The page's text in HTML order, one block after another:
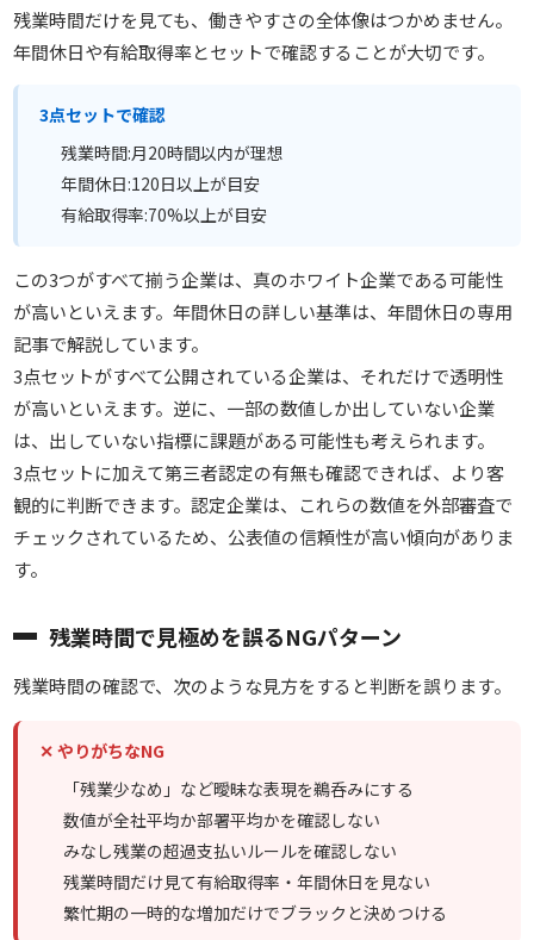
残業時間だけを見ても、働きやすさの全体像はつかめません。
年間休日や有給取得率とセットで確認することが大切です。
3点セットで確認
残業時間:月20時間以内が理想
年間休日:120日以上が目安
有給取得率:70%以上が目安
この3つがすべて揃う企業は、真のホワイト企業である可能性
が高いといえます。年間休日の詳しい基準は、年間休日の専用
記事で解説しています。
3点セットがすべて公開されている企業は、それだけで透明性
が高いといえます。逆に、一部の数値しか出していない企業
は、出していない指標に課題がある可能性も考えられます。
3点セットに加えて第三者認定の有無も確認できれば、より客
観的に判断できます。認定企業は、これらの数値を外部審査で
チェックされているため、公表値の信頼性が高い傾向がありま
す。
残業時間で見極めを誤るNGパターン
残業時間の確認で、次のような見方をすると判断を誤ります。
✕ やりがちなNG
「残業少なめ」など曖昧な表現を鵜呑みにする
数値が全社平均か部署平均かを確認しない
みなし残業の超過支払いルールを確認しない
残業時間だけ見て有給取得率・年間休日を見ない
繁忙期の一時的な増加だけでブラックと決めつける